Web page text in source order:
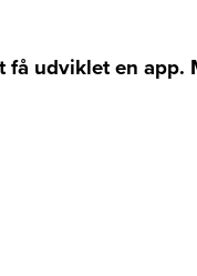
udviklet en